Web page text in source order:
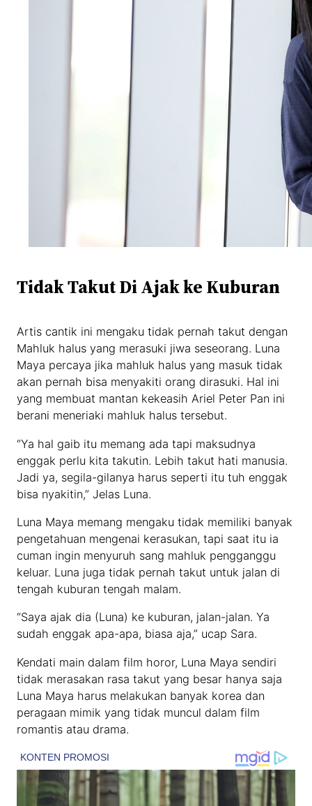
Tidak Takut Di Ajak ke Kuburan
Artis cantik ini mengaku tidak pernah takut dengan
Mahluk halus yang merasuki jiwa seseorang. Luna
Maya percaya jika mahluk halus yang masuk tidak
akan pernah bisa menyakiti orang dirasuki. Hal ini
yang membuat mantan kekeasih Ariel Peter Pan ini
berani meneriaki mahluk halus tersebut.
“Ya hal gaib itu memang ada tapi maksudnya
enggak perlu kita takutin. Lebih takut hati manusia.
Jadi ya, segila-gilanya harus seperti itu tuh enggak
bisa nyakitin,” Jelas Luna.
Luna Maya memang mengaku tidak memiliki banyak
pengetahuan mengenai kerasukan, tapi saat itu ia
cuman ingin menyuruh sang mahluk pengganggu
keluar. Luna juga tidak pernah takut untuk jalan di
tengah kuburan tengah malam.
“Saya ajak dia (Luna) ke kuburan, jalan-jalan. Ya
sudah enggak apa-apa, biasa aja,” ucap Sara.
Kendati main dalam film horor, Luna Maya sendiri
tidak merasakan rasa takut yang besar hanya saja
Luna Maya harus melakukan banyak korea dan
peragaan mimik yang tidak muncul dalam film
romantis atau drama.